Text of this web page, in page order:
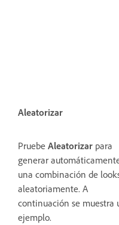
Aleatorizar
Pruebe Aleatorizar para
generar
una combinación de
aleatoriamente. A
continuación se muestra
ejemplo.